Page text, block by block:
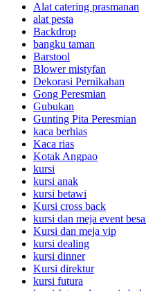
Alat catering prasmanan
alat pesta
Backdrop
bangku taman
Barstool
Blower mistyfan
Dekorasi Pernikahan
Gong Peresmian
Gubukan
Gunting Pita Peresmian
kaca berhias
Kaca rias
Kotak Angpao
kursi
kursi anak
kursi betawi
Kursi cross back
kursi dan meja event
Kursi dan meja vip
kursi dealing
kursi dinner
Kursi direktur
kursi futura